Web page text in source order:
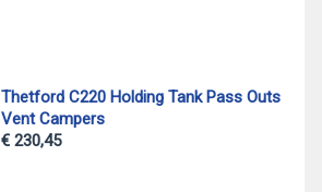
Thetford C220 Holding Tank Pass Outs
Vent Campers
€ 230,45